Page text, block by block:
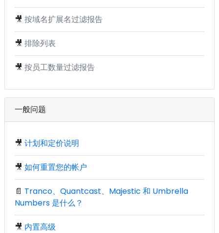
🎥 按域名扩展名过滤报告
🎥 排除列表
🎥 按员工数量过滤报告
一般问题
🎥 计划和定价说明
🎥 如何重置您的帐户
📄 Tranco、Quantcast、Majestic 和 Umbrella
Numbers 是什么？
🎥 内置高级